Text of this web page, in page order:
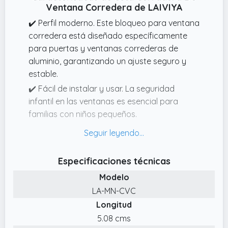
Ventana Corredera de LAIVIYA
✔️ Perfil moderno. Este bloqueo para ventana
corredera está diseñado específicamente
para puertas y ventanas correderas de
aluminio, garantizando un ajuste seguro y
estable.
✔️ Fácil de instalar y usar. La seguridad
infantil en las ventanas es esencial para
familias con niños pequeños.
✔️ Prevención de aperturas accidentales. El
el movimiento de la hoja de la ventana,
mientras que el cierre para ventana
corredera evita que se abra demasiado o
que sea manipulada por niños sin
Especificaciones técnicas
Modelo
LA-MN-CVC
Longitud
5.08 cms